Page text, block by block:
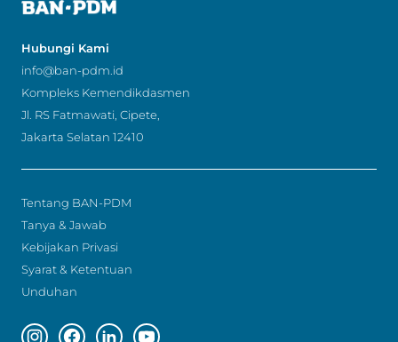
Hubungi Kami
info@ban-pdm.id
Kompleks Kemendikdasmen
Jl. RS Fatmawati, Cipete,
Jakarta Selatan 12410
Tentang BAN-PDM
Tanya & Jawab
Kebijakan Privasi
Syarat & Ketentuan
Unduhan